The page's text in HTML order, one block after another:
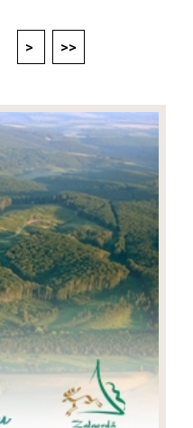
> >>